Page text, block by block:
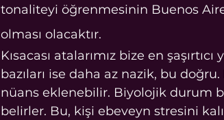
tonaliteyi öğrenmesinin Buenos
olması olacaktır.
Kısacası atalarımız bize en
bazıları ise daha az nazik, bu
nüans eklenebilir. Biyolojik durum
belirler. Bu, kişi ebeveyn stresini